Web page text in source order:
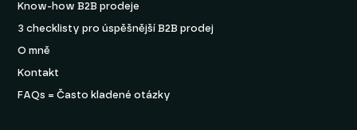
Know-how B2B prodeje
3 checklisty pro úspěšnější B2B prodej
O mně
Kontakt
FAQs = Často kladené otázky